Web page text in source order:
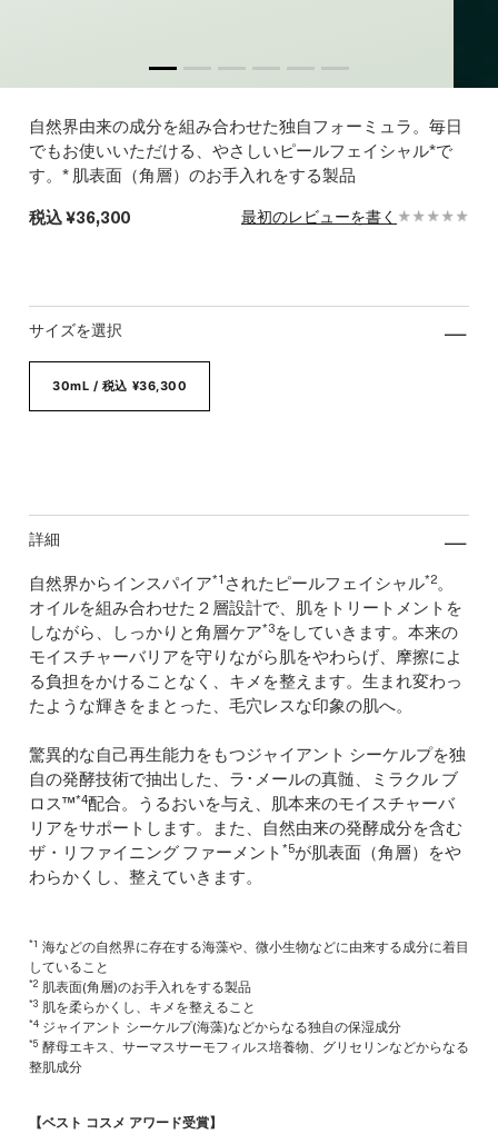
自然界由来の成分を組み合わせた独自フォーミュラ。毎日
でもお使いいただける、やさしいピールフェイシャル*で
す。* 肌表面（角層）のお手入れをする製品
税込¥36,300 最初のレビューを書く
サイズを選択
30mL / 税込 ¥36,300
詳細
自然界からインスパイア*1 されたピールフェイシャル*2。
オイルを組み合わせた２層設計で、肌をトリートメントを
しながら、しっかりと角層ケア*3をしていきます。本来の
モイスチャーバリアを守りながら肌をやわらげ、摩擦によ
る負担をかけることなく、キメを整えます。生まれ変わっ
たような輝きをまとった、毛穴レスな印象の肌へ。
驚異的な自己再生能力をもつジャイアント シーケルプを独
自の発酵技術で抽出した、ラ･メールの真髄、ミラクル ブ
ロス™*4配合。うるおいを与え、肌本来のモイスチャーバ
リアをサポートします。また、自然由来の発酵成分を含む
ザ・リファイニング ファーメント*5が肌表面（角層）をや
わらかくし、整えていきます。
*1 海などの自然界に存在する海藻や、微小生物などに由来する成分に着目
していること
*2 肌表面(角層)のお手入れをする製品
*3 肌を柔らかくし、キメを整えること
*4 ジャイアント シーケルプ(海藻)などからなる独自の保湿成分
*5 酵母エキス、サーマスサーモフィルス培養物、グリセリンなどからなる
整肌成分
【ベスト コスメ アワード受賞】